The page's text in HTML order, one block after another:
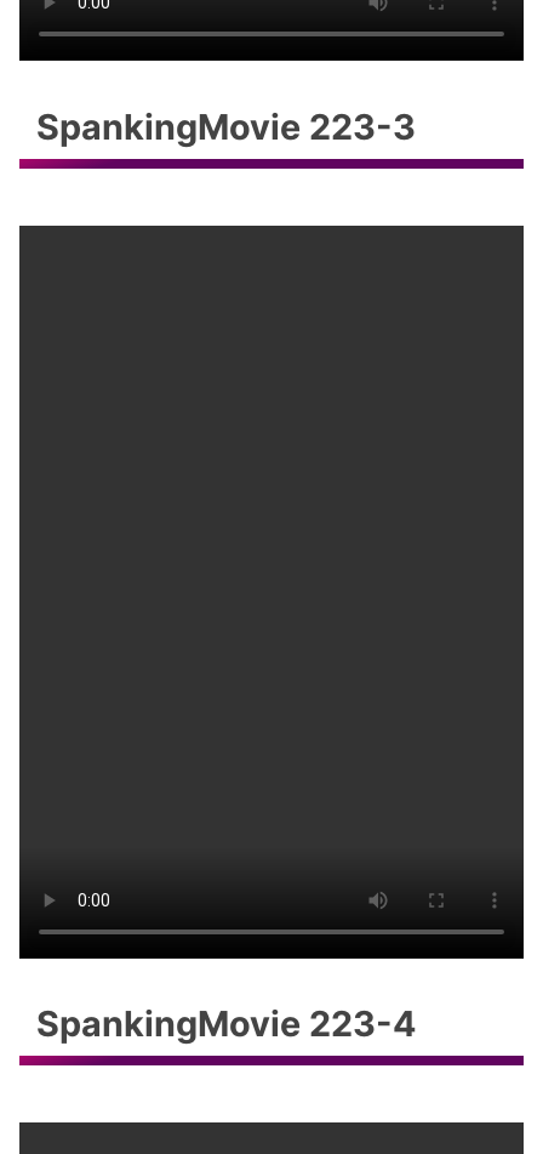
SpankingMovie 223-3
SpankingMovie 223-4